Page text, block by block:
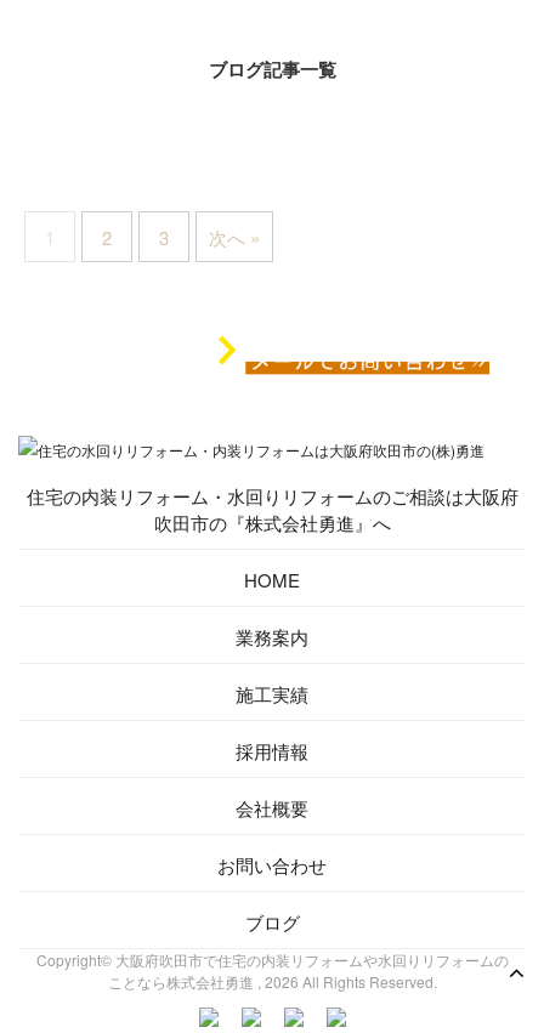
ブログ記事一覧
1 2 3 次へ »
住宅の内装リフォーム・水回りリフォームのご相談は大阪府
吹田市の『株式会社勇進』へ
HOME
業務案内
施工実績
採用情報
会社概要
お問い合わせ
ブログ
Copyright© 大阪府吹田市で住宅の内装リフォームや水回りリフォームの
ことなら株式会社勇進 , 2026 All Rights Reserved.